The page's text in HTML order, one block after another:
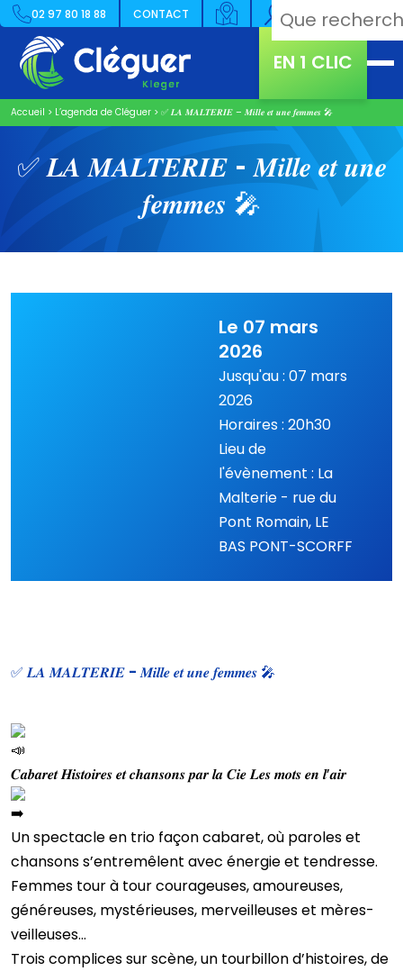
02 97 80 18 88 CONTACT
EN 1 CLIC
Accueil > L’agenda de Cléguer > ✅ 𝑳𝑨 𝑴𝑨𝑳𝑻𝑬𝑹𝑰𝑬 – 𝑴𝒊𝒍𝒍𝒆 𝒆𝒕 𝒖𝒏𝒆 𝒇𝒆𝒎𝒎𝒆𝒔 🎤
✅ 𝑳𝑨 𝑴𝑨𝑳𝑻𝑬𝑹𝑰𝑬 – 𝑴𝒊𝒍𝒍𝒆 𝒆𝒕 𝒖𝒏𝒆
𝒇𝒆𝒎𝒎𝒆𝒔 🎤
Le 07 mars
2026
Jusqu'au : 07 mars
2026
Horaires : 20h30
Lieu de
l'évènement : La
Malterie - rue du
Pont Romain, LE
BAS PONT-SCORFF
✅ 𝑳𝑨 𝑴𝑨𝑳𝑻𝑬𝑹𝑰𝑬 - 𝑴𝒊𝒍𝒍𝒆 𝒆𝒕 𝒖𝒏𝒆 𝒇𝒆𝒎𝒎𝒆𝒔 🎤
𝑪𝒂𝒃𝒂𝒓𝒆𝒕 𝑯𝒊𝒔𝒕𝒐𝒊𝒓𝒆𝒔 𝒆𝒕 𝒄𝒉𝒂𝒏𝒔𝒐𝒏𝒔 𝒑𝒂𝒓 𝒍𝒂 𝑪𝒊𝒆 𝑳𝒆𝒔 𝒎𝒐𝒕𝒔 𝒆𝒏 𝒍’𝒂𝒊𝒓
Un spectacle en trio façon cabaret, où paroles et
chansons s’entremêlent avec énergie et tendresse.
Femmes tour à tour courageuses, amoureuses,
généreuses, mystérieuses, merveilleuses et mères-
veilleuses…
Trois complices sur scène, un tourbillon d’histoires, de